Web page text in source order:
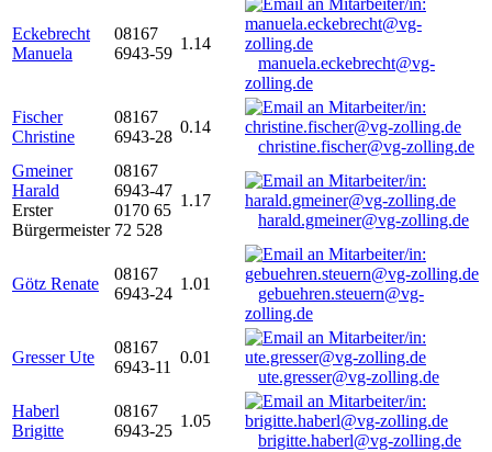
Eckebrecht
Manuela
08167
6943-59
1.14
manuela.eckebrecht@vg-
zolling.de
Fischer
Christine
08167
6943-28
0.14
christine.fischer@vg-zolling.de
Gmeiner
Harald
Erster
Bürgermeister
08167
6943-47
0170 65
72 528
1.17
harald.gmeiner@vg-zolling.de
Götz Renate
08167
6943-24
1.01
gebuehren.steuern@vg-
zolling.de
Gresser Ute
08167
6943-11
0.01
ute.gresser@vg-zolling.de
Haberl
Brigitte
08167
6943-25
1.05
brigitte.haberl@vg-zolling.de